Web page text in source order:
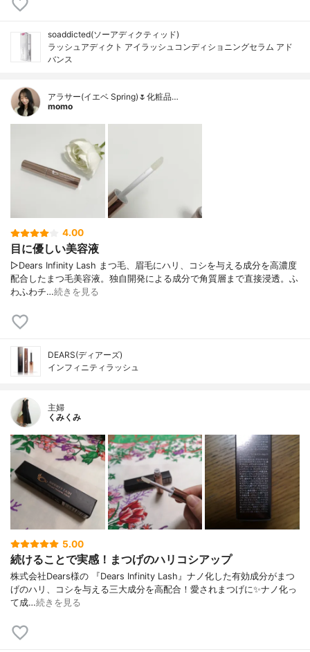
soaddicted(ソーアディクティッド)
ラッシュアディクト アイラッシュコンディショニングセラム アド
バンス
アラサー(イエベ Spring)🌷化粧品…
momo
4.00
目に優しい美容液
▷Dears Infinity Lash まつ毛、眉毛にハリ、コシを与える成分を高濃度
配合したまつ毛美容液。独自開発による成分で角質層まで直接浸透。ふ
わふわチ…続きを見る
DEARS(ディアーズ)
インフィニティラッシュ
主婦
くみくみ
5.00
続けることで実感！まつげのハリコシアップ
株式会社Dears様の 『Dears Infinity Lash』ナノ化した有効成分がまつ
げのハリ、コシを与える三大成分を高配合！愛されまつげに✨ナノ化っ
て成…続きを見る